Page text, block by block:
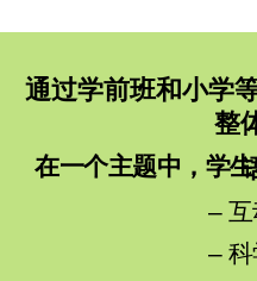
通过学前班和小学
整
在一个
–
–